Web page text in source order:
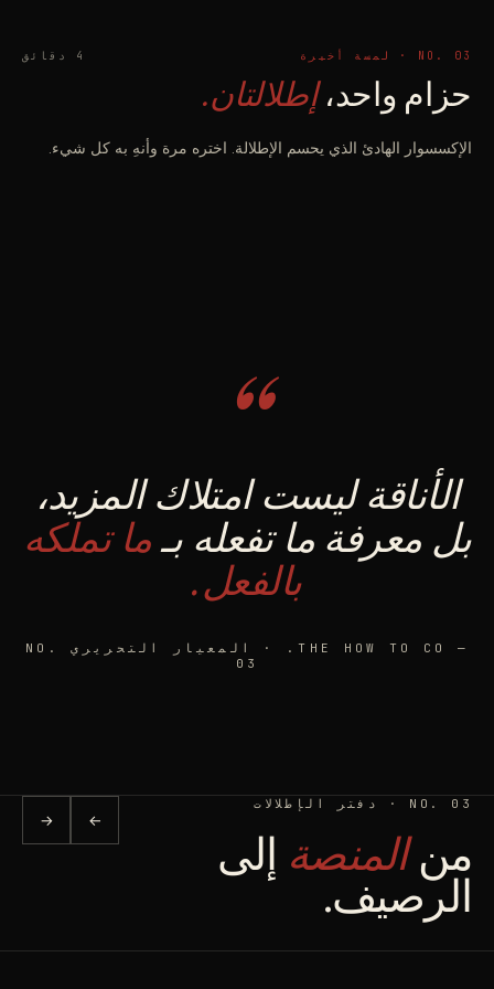
NO. 03 · لمسة أخيرة 4 دقائق
حزام واحد، إطلالتان.
الإكسسوار الهادئ الذي يحسم الإطلالة. اختره مرة وأنهِ به كل شيء.
“
الأناقة ليست امتلاك المزيد،
بل معرفة ما تفعله بـما تملكه
بالفعل.
— THE HOW TO CO. · المعيار التحريري NO.
03
NO. 03 · دفتر الإطلالات
من المنصة إلى
الرصيف.
←
→